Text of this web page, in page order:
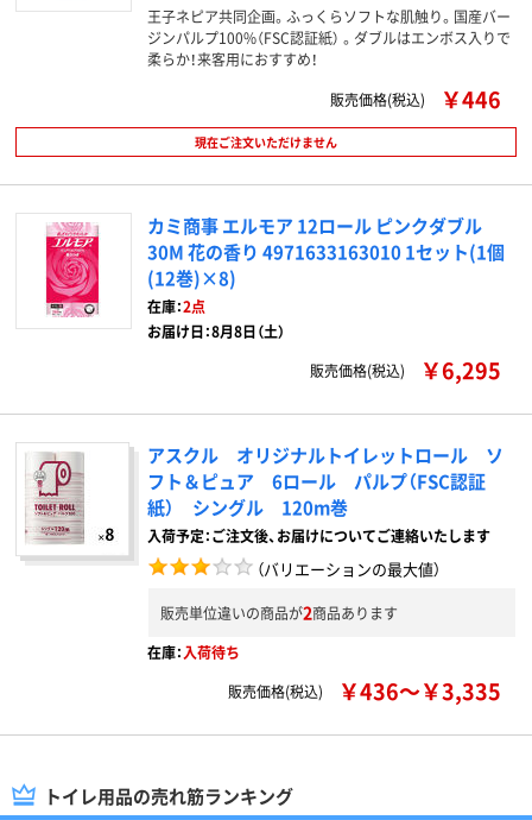
王子ネピア共同企画。ふっくらソフトな肌触り。国産バー
ジンパルプ100%（FSC認証紙） 。ダブルはエンボス入りで
柔らか！来客用におすすめ！
販売価格(税込)
￥446
現在ご注文いただけません
カミ商事 エルモア 12ロール ピンクダブル
30M 花の香り 4971633163010 1セット(1個
(12巻)×8)
在庫：2点
お届け日：8月8日（土）
販売価格(税込)
￥6,295
アスクル オリジナルトイレットロール ソ
フト＆ピュア 6ロール パルプ（FSC認証
紙） シングル 120m巻
入荷予定：ご注文後、お届けについてご連絡いたします
（バリエーションの最大値）
販売単位違いの商品が2商品あります
在庫：入荷待ち
販売価格(税込)
￥436～￥3,335
トイレ用品の売れ筋ランキング